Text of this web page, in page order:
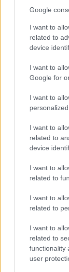
Google
I want to
related to
device
I want to
Google for
I want to
I want to
related to
device
I want to
related to
I want to
related to
I want to
related to
functionality
user
Continua
MUTUI